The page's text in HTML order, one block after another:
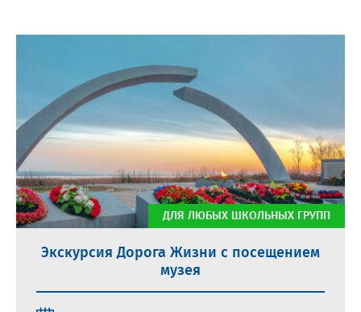
Экскурсия Дорога Жизни с посещением
музея
ДЛЯ ЛЮБЫХ ШКОЛЬНЫХ ГРУПП